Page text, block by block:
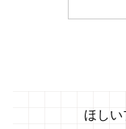
ほしい